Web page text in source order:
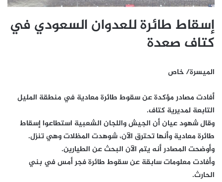
إسقاط طائرة للعدوان السعودي في
كتاف صعدة
الميسرة/ خاص
أفادت مصادر مؤكدة عن سقوط طائرة معادية في منطقة المليل
التابعة لمديرية كتاف.
وقال شهود عيان أن الجيش واللجان الشعبية استطاعوا إسقاط
طائرة معادية وأنها تحترق الآن، شوهدت المظلات وهي تنزل.
وأوضحت المصادر أنه يتم الآن البحث عن الطيارين.
وأفادت معلومات سابقة عن سقوط طائرة فجر أمس في بني
الحارث.